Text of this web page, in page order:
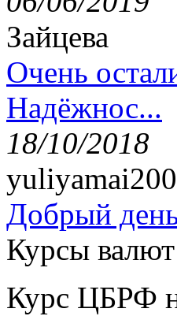
Зайцева
Очень
Надёжнос...
18/10/2018
Добрый
Курсы валют
Курс ЦБРФ